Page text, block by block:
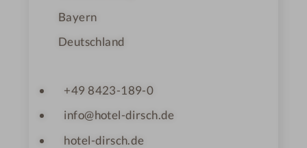
Bayern
Deutschland
+49 8423-189-0
info@hotel-dirsch.de
hotel-dirsch.de